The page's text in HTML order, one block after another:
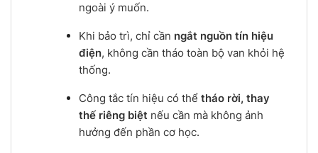
ngoài ý muốn.
Khi bảo trì, chỉ cần ngắt nguồn tín hiệu
điện, không cần tháo toàn bộ van khỏi hệ
thống.
Công tắc tín hiệu có thể tháo rời, thay
thế riêng biệtnếu cần mà không ảnh
hưởng đến phần cơ học.